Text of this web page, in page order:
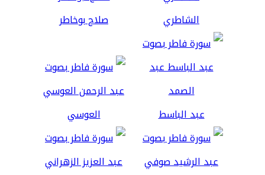
الشاطري صلاح بوخاطر
عبد الباسط العوسي